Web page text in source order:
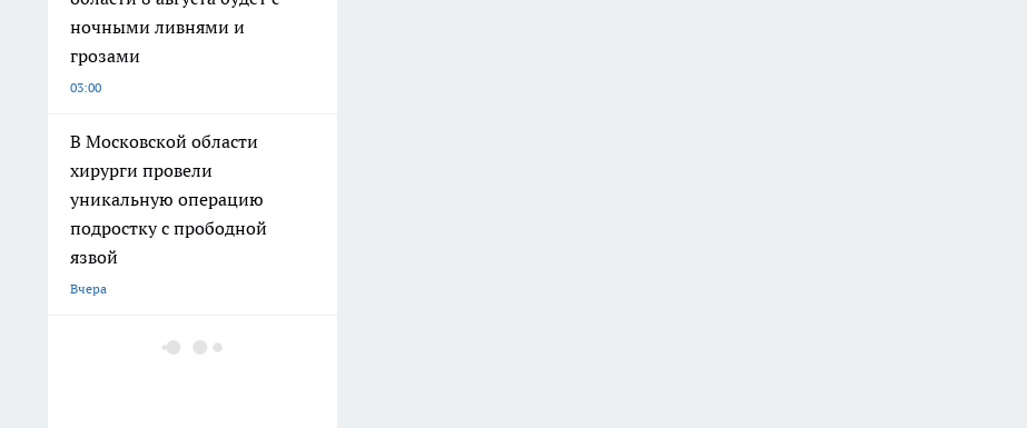
уникальную операцию
подростку с прободной
язвой
На ферме в Московской
области массово гибнет
скот: прокуратура начала
проверку
на площадке в Наро-